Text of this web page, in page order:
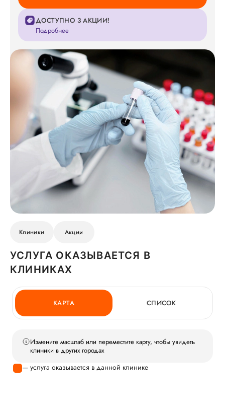
ДОСТУПНО 3 АКЦИИ!
Подробнее
Клиники Акции
УСЛУГА ОКАЗЫВАЕТСЯ В
КЛИНИКАХ
КАРТА СПИСОК
Измените масштаб или переместите карту, чтобы увидеть
клиники в других городах
— услуга оказывается в данной клинике